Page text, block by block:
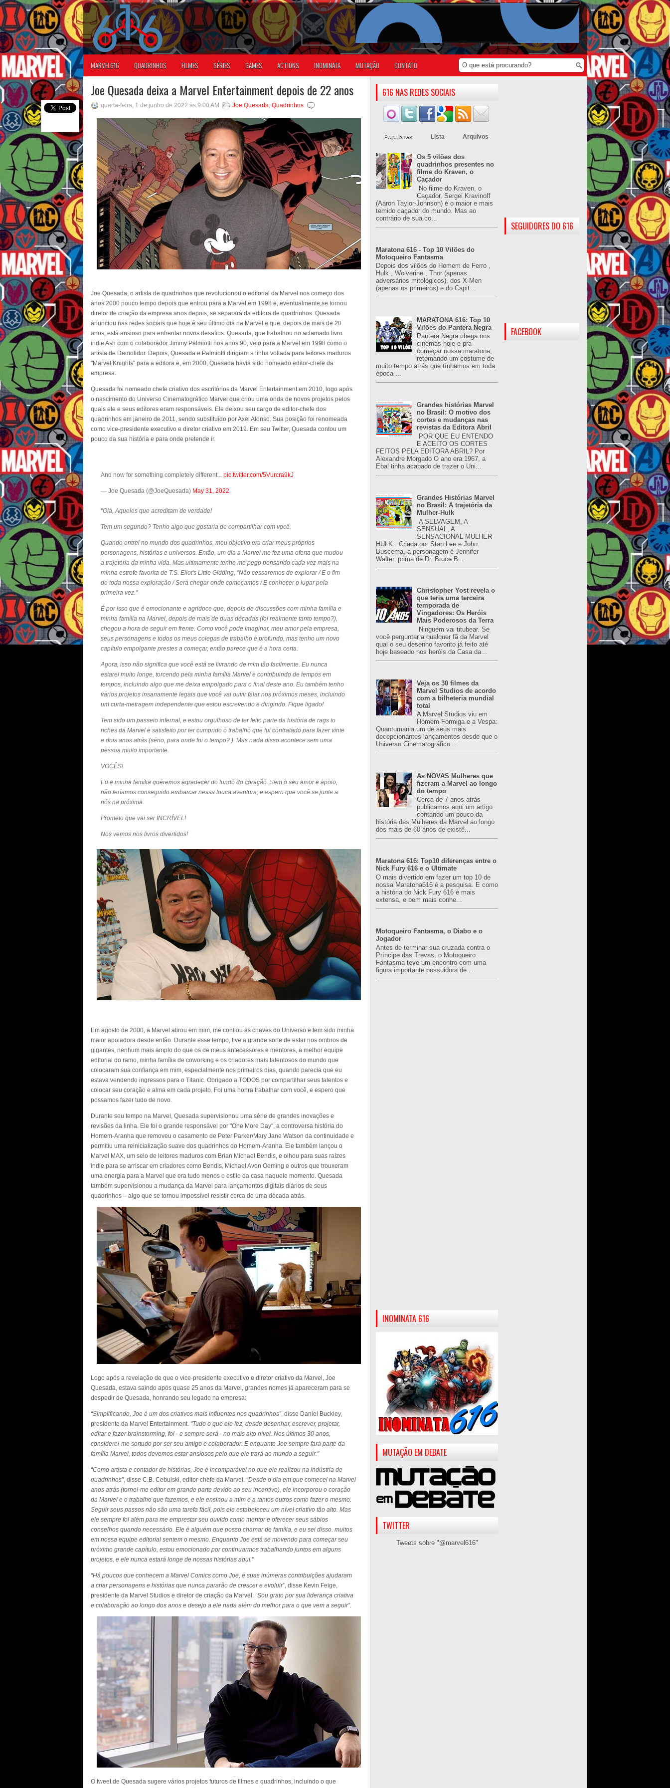
MARVEL616 QUADRINHOS FILMES SÉRIES GAMES ACTIONS INOMINATA MUTAÇÃO CONTATO
Joe Quesada deixa a Marvel Entertainment depois de 22 anos
quarta-feira, 1 de junho de 2022 às 9:00 AM Joe Quesada, Quadrinhos
Joe Quesada, o artista de quadrinhos que revolucionou o editorial da Marvel nos começo dos
anos 2000 pouco tempo depois que entrou para a Marvel em 1998 e, eventualmente,se tornou
diretor de criação da empresa anos depois, se separará da editora de quadrinhos. Quesada
anunciou nas redes sociais que hoje é seu último dia na Marvel e que, depois de mais de 20
anos, está ansioso para enfrentar novos desafios. Quesada, que trabalhou no aclamado livro
indie Ash com o colaborador Jimmy Palmiotti nos anos 90, veio para a Marvel em 1998 como o
artista de Demolidor. Depois, Quesada e Palmiotti dirigiam a linha voltada para leitores maduros
"Marvel Knights" para a editora e, em 2000, Quesada havia sido nomeado editor-chefe da
empresa.
Quesada foi nomeado chefe criativo dos escritórios da Marvel Entertainment em 2010, logo após
o nascimento do Universo Cinematográfico Marvel que criou uma onda de novos projetos pelos
quais ele e seus editores eram responsáveis. Ele deixou seu cargo de editor-chefe dos
quadrinhos em janeiro de 2011, sendo substituído por Axel Alonso. Sua posição foi renomeada
como vice-presidente executivo e diretor criativo em 2019. Em seu Twitter, Quesada contou um
pouco da sua história e para onde pretende ir.
And now for something completely different... pic.twitter.com/5Vurcra9kJ
— Joe Quesada (@JoeQuesada) May 31, 2022
"Olá, Aqueles que acreditam de verdade!
Tem um segundo? Tenho algo que gostaria de compartilhar com você.
Quando entrei no mundo dos quadrinhos, meu objetivo era criar meus próprios
personagens, histórias e universos. Então, um dia a Marvel me fez uma oferta que mudou
a trajetória da minha vida. Mas ultimamente tenho me pego pensando cada vez mais na
minha estrofe favorita de T.S. Eliot's Little Gidding, "Não cessaremos de explorar / E o fim
de toda nossa exploração / Será chegar onde começamos / E conhecer o lugar pela
primeira vez."
É por isso que é emocionante e agridoce que, depois de discussões com minha família e
minha família na Marvel, depois de mais de duas décadas (foi realmente tanto tempo?),
chegou a hora de seguir em frente. Como você pode imaginar, meu amor pela empresa,
seus personagens e todos os meus colegas de trabalho é profundo, mas tenho um novo
capítulo empolgante prestes a começar, então parece que é a hora certa.
Agora, isso não significa que você está se livrando de mim tão facilmente. Eu nunca
estarei muito longe, torcendo pela minha família Marvel e contribuindo de tempos em
tempos, incluindo algo que me deixa empolgado para o final deste ano. Eu também tenho
vários projetos insanamente legais que você vai ouvir falar nos próximos meses, incluindo
um curta-metragem independente que estou escrevendo e dirigindo. Fique ligado!
Tem sido um passeio infernal, e estou orgulhoso de ter feito parte da história de rags to
riches da Marvel e satisfeito por ter cumprido o trabalho que fui contratado para fazer vinte
e dois anos atrás (sério, para onde foi o tempo? ). Mas nada disso acontece sem uma
pessoa muito importante.
VOCÊS!
Eu e minha família queremos agradecer do fundo do coração. Sem o seu amor e apoio,
não teríamos conseguido embarcar nessa louca aventura, e espero que você se junte a
nós na próxima.
Prometo que vai ser INCRÍVEL!
Nos vemos nos livros divertidos!
Em agosto de 2000, a Marvel atirou em mim, me confiou as chaves do Universo e tem sido minha
maior apoiadora desde então. Durante esse tempo, tive a grande sorte de estar nos ombros de
gigantes, nenhum mais amplo do que os de meus antecessores e mentores, a melhor equipe
editorial do ramo, minha família de coworking e os criadores mais talentosos do mundo que
colocaram sua confiança em mim, especialmente nos primeiros dias, quando parecia que eu
estava vendendo ingressos para o Titanic. Obrigado a TODOS por compartilhar seus talentos e
colocar seu coração e alma em cada projeto. Foi uma honra trabalhar com você, e espero que
possamos fazer tudo de novo.
Durante seu tempo na Marvel, Quesada supervisionou uma série de grandes inovações e
revisões da linha. Ele foi o grande responsável por "One More Day", a controversa história do
Homem-Aranha que removeu o casamento de Peter Parker/Mary Jane Watson da continuidade e
permitiu uma reinicialização suave dos quadrinhos do Homem-Aranha. Ele também lançou o
Marvel MAX, um selo de leitores maduros com Brian Michael Bendis, e olhou para suas raízes
indie para se arriscar em criadores como Bendis, Michael Avon Oeming e outros que trouxeram
uma energia para a Marvel que era tudo menos o estilo da casa naquele momento. Quesada
também supervisionou a mudança da Marvel para lançamentos digitais diários de seus
quadrinhos – algo que se tornou impossível resistir cerca de uma década atrás.
Logo após a revelação de que o vice-presidente executivo e diretor criativo da Marvel, Joe
Quesada, estava saindo após quase 25 anos da Marvel, grandes nomes já apareceram para se
despedir de Quesada, honrando seu legado na empresa:
“Simplificando, Joe é um dos criativos mais influentes nos quadrinhos”, disse Daniel Buckley,
presidente da Marvel Entertainment. "Tudo o que ele fez, desde desenhar, escrever, projetar,
editar e fazer brainstorming, foi - e sempre será - no mais alto nível. Nos últimos 30 anos,
considerei-me sortudo por ser seu amigo e colaborador. E enquanto Joe sempre fará parte da
família Marvel, todos devemos estar ansiosos pelo que ele trará ao mundo a seguir."
“Como artista e contador de histórias, Joe é incomparável no que ele realizou na indústria de
quadrinhos”, disse C.B. Cebulski, editor-chefe da Marvel. “Desde o dia em que comecei na Marvel
anos atrás (tornei-me editor em grande parte devido ao seu incentivo), ele incorporou o coração
da Marvel e o trabalho que fazemos, e ele ensinou a mim e a tantos outros como fazer o mesmo.
Seguir seus passos não são uma tarefa fácil, pois ele estabeleceu um nível criativo tão alto. Mas
ele sempre foi além para me emprestar seu ouvido como mentor e oferecer seus sábios
conselhos quando necessário. Ele é alguém que posso chamar de família, e eu sei disso. muitos
em nossa equipe editorial sentem o mesmo. Enquanto Joe está se movendo para começar seu
próximo grande capítulo, estou emocionado por continuarmos trabalhando juntos em alguns
projetos, e ele nunca estará longe de nossas histórias aqui."
“Há poucos que conhecem a Marvel Comics como Joe, e suas inúmeras contribuições ajudaram
a criar personagens e histórias que nunca pararão de crescer e evoluir”, disse Kevin Feige,
presidente da Marvel Studios e diretor de criação da Marvel. “Sou grato por sua liderança criativa
e colaboração ao longo dos anos e desejo a ele nada além do melhor para o que vem a seguir”.
O tweet de Quesada sugere vários projetos futuros de filmes e quadrinhos, incluindo o que
616 NAS REDES SOCIAIS
Populares Lista Arquivos
Os 5 vilões dos
quadrinhos presentes no
filme do Kraven, o
Caçador
No filme do Kraven, o
Caçador, Sergei Kravinoff
(Aaron Taylor-Johnson) é o maior e mais
temido caçador do mundo. Mas ao
contrário de sua co...
Maratona 616 - Top 10 Vilões do
Motoqueiro Fantasma
Depois dos vilões do Homem de Ferro ,
Hulk , Wolverine , Thor (apenas
adversários mitológicos), dos X-Men
(apenas os primeiros) e do Capit...
MARATONA 616: Top 10
Vilões do Pantera Negra
Pantera Negra chega nos
cinemas hoje e pra
começar nossa maratona,
retomando um costume de
muito tempo atrás que tínhamos em toda
época ...
Grandes histórias Marvel
no Brasil: O motivo dos
cortes e mudanças nas
revistas da Editora Abril
POR QUE EU ENTENDO
E ACEITO OS CORTES
FEITOS PELA EDITORA ABRIL? Por
Alexandre Morgado O ano era 1967, a
Ebal tinha acabado de trazer o Uni...
Grandes Histórias Marvel
no Brasil: A trajetória da
Mulher-Hulk
A SELVAGEM, A
SENSUAL, A
SENSACIONAL MULHER-
HULK . Criada por Stan Lee e John
Buscema, a personagem é Jennifer
Walter, prima de Dr. Bruce B...
Christopher Yost revela o
que teria uma terceira
temporada de
Vingadores: Os Heróis
Mais Poderosos da Terra
Ninguém vai titubear. Se
você perguntar a qualquer fã da Marvel
qual o seu desenho favorito já feito até
hoje baseado nos heróis da Casa da...
Veja os 30 filmes da
Marvel Studios de acordo
com a bilheteria mundial
total
A Marvel Studios viu em
Homem-Formiga e a Vespa:
Quantumania um de seus mais
decepcionantes lançamentos desde que o
Universo Cinematográfico...
As NOVAS Mulheres que
fizeram a Marvel ao longo
do tempo
Cerca de 7 anos atrás
publicamos aqui um artigo
contando um pouco da
história das Mulheres da Marvel ao longo
dos mais de 60 anos de existê...
Maratona 616: Top10 diferenças entre o
Nick Fury 616 e o Ultimate
O mais divertido em fazer um top 10 de
nossa Maratona616 é a pesquisa. E como
a história do Nick Fury 616 é mais
extensa, e bem mais conhe...
Motoqueiro Fantasma, o Diabo e o
Jogador
Antes de terminar sua cruzada contra o
Príncipe das Trevas, o Motoqueiro
Fantasma teve um encontro com uma
figura importante possuidora de ...
INOMINATA 616
MUTAÇÃO EM DEBATE
TWITTER
Tweets sobre "@marvel616"
SEGUIDORES DO 616
FACEBOOK